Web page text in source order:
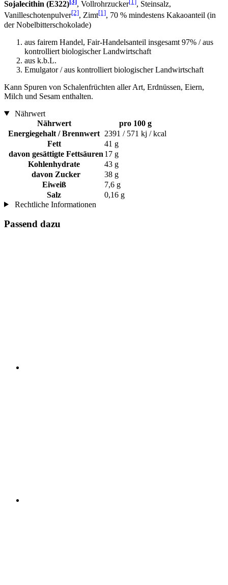
Sojalecithin (E322) , Vollrohrzucker
, Steinsalz,
Vanilleschotenpulver[2], Zimt[1], 70 % mindestens Kakaoanteil (in
der Nobelbitterschokolade)
aus fairem Handel, Fair-Handelsanteil insgesamt 97% / aus
kontrolliert biologischer Landwirtschaft
aus k.b.L.
Emulgator / aus kontrolliert biologischer Landwirtschaft
Kann Spuren von Schalenfrüchten aller Art, Erdnüssen, Eiern,
Milch und Sesam enthalten.
Nährwert
Nährwert
pro 100 g
Energiegehalt / Brennwert 2391 / 571 kj / kcal
Fett
41 g
davon gesättigte Fettsäuren 17 g
Kohlenhydrate
43 g
davon Zucker
38 g
Eiweiß
7,6 g
Salz
0,16 g
Rechtliche Informationen
Passend dazu